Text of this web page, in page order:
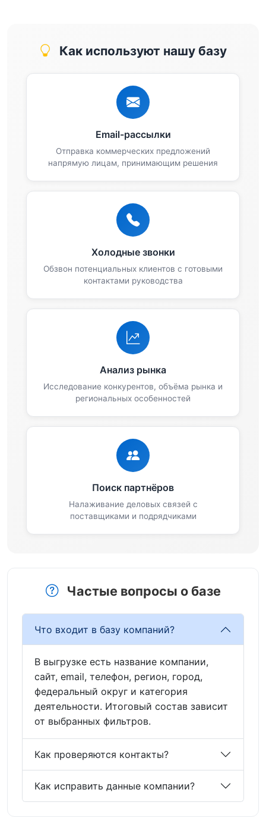
Как используют нашу базу
Email-рассылки
Отправка коммерческих предложений
напрямую лицам, принимающим решения
Холодные звонки
Обзвон потенциальных клиентов с готовыми
контактами руководства
Анализ рынка
Исследование конкурентов, объёма рынка и
региональных особенностей
Поиск партнёров
Налаживание деловых связей с
поставщиками и подрядчиками
Частые вопросы о базе
Что входит в базу компаний?
В выгрузке есть название компании,
сайт, email, телефон, регион, город,
федеральный округ и категория
деятельности. Итоговый состав зависит
от выбранных фильтров.
Как проверяются контакты?
Как исправить данные компании?